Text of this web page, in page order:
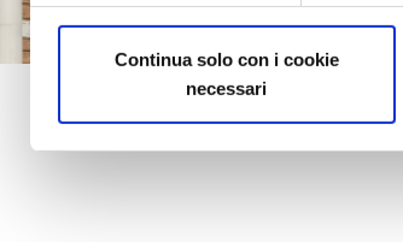
Continua solo con i cookie
necessari